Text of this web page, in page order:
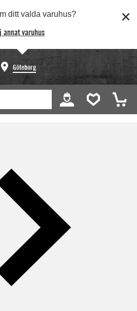
ditt valda varuhus?
annat varuhus
Göteborg